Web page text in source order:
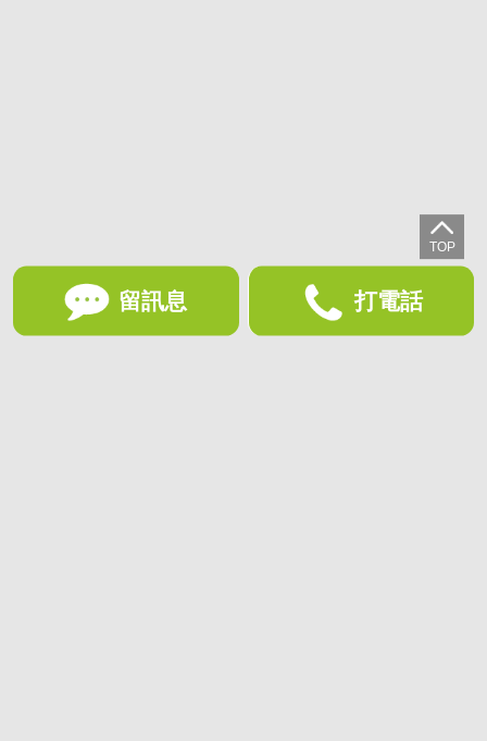
留訊息 打電話